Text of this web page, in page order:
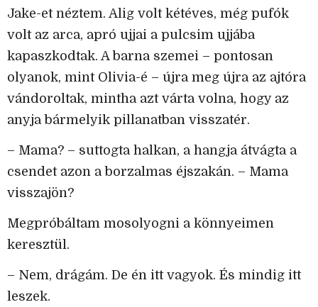
Jake-et néztem. Alig volt kétéves, még pufók
volt az arca, apró ujjai a pulcsim ujjába
kapaszkodtak. A barna szemei – pontosan
olyanok, mint Olivia-é – újra meg újra az ajtóra
vándoroltak, mintha azt várta volna, hogy az
anyja bármelyik pillanatban visszatér.
– Mama? – suttogta halkan, a hangja átvágta a
csendet azon a borzalmas éjszakán. – Mama
visszajön?
Megpróbáltam mosolyogni a könnyeimen
keresztül.
– Nem, drágám. De én itt vagyok. És mindig itt
leszek.